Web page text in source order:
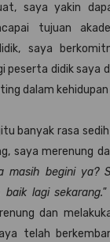
saya yakin
tujuan
saya
peserta didik saya
dalam
banyak rasa
saya merenung
masih begini ya?
lagi sekarang."
dan
telah